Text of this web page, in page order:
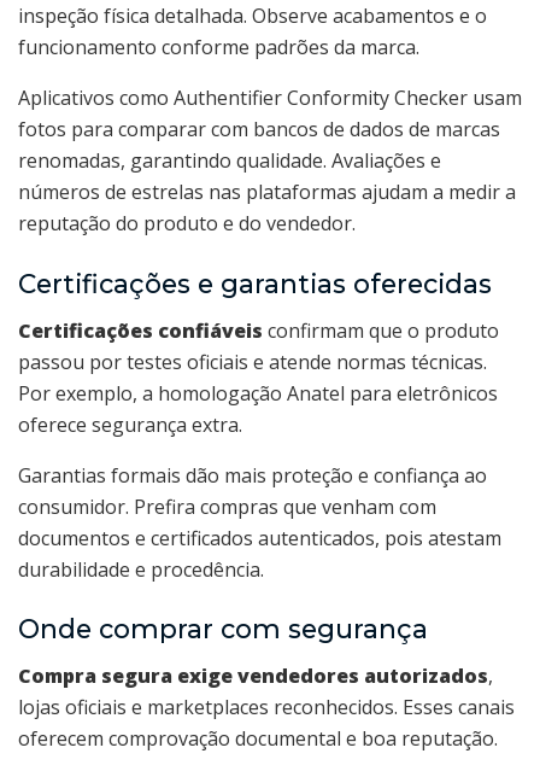
inspeção física detalhada. Observe acabamentos e o
funcionamento conforme padrões da marca.
Aplicativos como Authentifier Conformity Checker usam
fotos para comparar com bancos de dados de marcas
renomadas, garantindo qualidade. Avaliações e
números de estrelas nas plataformas ajudam a medir a
reputação do produto e do vendedor.
Certificações e garantias oferecidas
Certificações confiáveis confirmam que o produto
passou por testes oficiais e atende normas técnicas.
Por exemplo, a homologação Anatel para eletrônicos
oferece segurança extra.
Garantias formais dão mais proteção e confiança ao
consumidor. Prefira compras que venham com
documentos e certificados autenticados, pois atestam
durabilidade e procedência.
Onde comprar com segurança
Compra segura exige vendedores autorizados,
lojas oficiais e marketplaces reconhecidos. Esses canais
oferecem comprovação documental e boa reputação.